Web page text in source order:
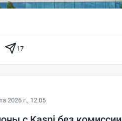
17
2026 г., 12:05